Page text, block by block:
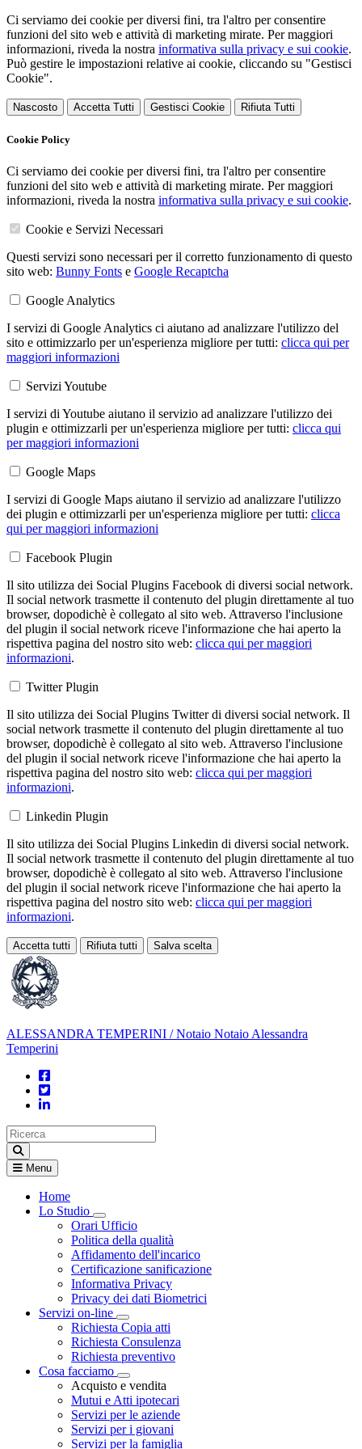
Ci serviamo dei cookie per diversi fini, tra l'altro per consentire
funzioni del sito web e attività di marketing mirate. Per maggiori
informazioni, riveda la nostra informativa sulla privacy e sui cookie.
Può gestire le impostazioni relative ai cookie, cliccando su "Gestisci
Cookie".
Nascosto Accetta Tutti Gestisci Cookie Rifiuta Tutti
Cookie Policy
Ci serviamo dei cookie per diversi fini, tra l'altro per consentire
funzioni del sito web e attività di marketing mirate. Per maggiori
informazioni, riveda la nostra informativa sulla privacy e sui cookie.
Cookie e Servizi Necessari
Questi servizi sono necessari per il corretto funzionamento di questo
sito web: Bunny Fonts e Google Recaptcha
Google Analytics
I servizi di Google Analytics ci aiutano ad analizzare l'utilizzo del
sito e ottimizzarlo per un'esperienza migliore per tutti: clicca qui per
maggiori informazioni
Servizi Youtube
I servizi di Youtube aiutano il servizio ad analizzare l'utilizzo dei
plugin e ottimizzarli per un'esperienza migliore per tutti: clicca qui
per maggiori informazioni
Google Maps
I servizi di Google Maps aiutano il servizio ad analizzare l'utilizzo
dei plugin e ottimizzarli per un'esperienza migliore per tutti: clicca
qui per maggiori informazioni
Facebook Plugin
Il sito utilizza dei Social Plugins Facebook di diversi social network.
Il social network trasmette il contenuto del plugin direttamente al tuo
browser, dopodichè è collegato al sito web. Attraverso l'inclusione
del plugin il social network riceve l'informazione che hai aperto la
rispettiva pagina del nostro sito web: clicca qui per maggiori
informazioni.
Twitter Plugin
Il sito utilizza dei Social Plugins Twitter di diversi social network. Il
social network trasmette il contenuto del plugin direttamente al tuo
browser, dopodichè è collegato al sito web. Attraverso l'inclusione
del plugin il social network riceve l'informazione che hai aperto la
rispettiva pagina del nostro sito web: clicca qui per maggiori
informazioni.
Linkedin Plugin
Il sito utilizza dei Social Plugins Linkedin di diversi social network.
Il social network trasmette il contenuto del plugin direttamente al tuo
browser, dopodichè è collegato al sito web. Attraverso l'inclusione
del plugin il social network riceve l'informazione che hai aperto la
rispettiva pagina del nostro sito web: clicca qui per maggiori
informazioni.
Accetta tutti Rifiuta tutti Salva scelta
Loading...
ALESSANDRA TEMPERINI / Notaio Notaio Alessandra
Temperini
Menu
Home
Lo Studio
Visualizza menù di secondo livello
Orari Ufficio
Politica della qualità
Affidamento dell'incarico
Certificazione sanificazione
Informativa Privacy
Privacy dei dati Biometrici
Servizi on-line
Visualizza menù di secondo livello
Richiesta Copia atti
Richiesta Consulenza
Richiesta preventivo
Cosa facciamo
Visualizza menù di secondo livello
Acquisto e vendita
Mutui e Atti ipotecari
Servizi per le aziende
Servizi per i giovani
Servizi per la famiglia